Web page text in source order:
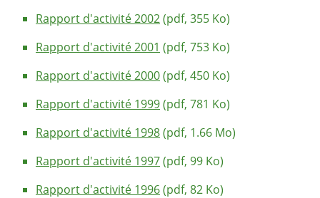
Rapport d'activité 2002(pdf, 355 Ko)
Rapport d'activité 2001 (pdf, 753 Ko)
Rapport d'activité 2000(pdf, 450 Ko)
Rapport d'activité 1999(pdf, 781 Ko)
Rapport d'activité 1998(pdf, 1.66 Mo)
Rapport d'activité 1997(pdf, 99 Ko)
Rapport d'activité 1996(pdf, 82 Ko)